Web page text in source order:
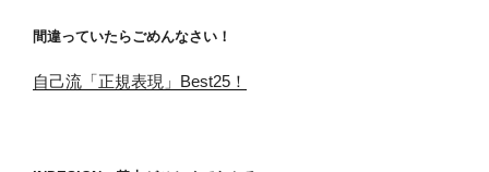
間違っていたらごめんなさい！
自己流「正規表現」Best25！